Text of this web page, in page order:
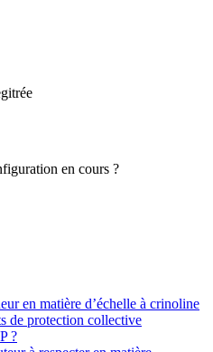
en cours ?
en matière d’échelle à crinoline
de protection collective
?